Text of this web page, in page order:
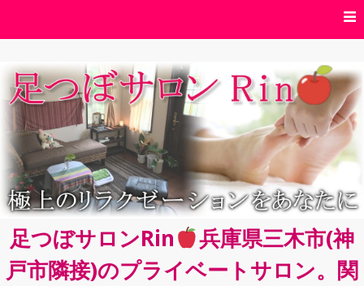
ン
ツ
へ
ス
キ
ッ
プ
足つぼサロンRin
兵庫県三木市(神
戸市隣接)のプライベートサロン。関